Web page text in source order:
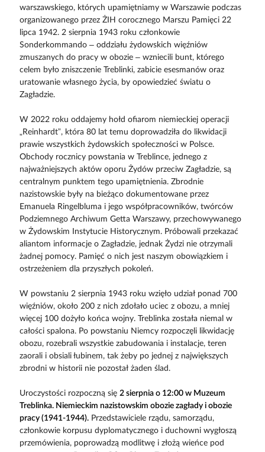
warszawskiego, których upamiętniamy w Warszawie podczas
organizowanego przez ŻIH corocznego Marszu Pamięci 22
lipca 1942. 2 sierpnia 1943 roku członkowie
Sonderkommando – oddziału żydowskich więźniów
zmuszanych do pracy w obozie – wzniecili bunt, którego
celem było zniszczenie Treblinki, zabicie esesmanów oraz
uratowanie własnego życia, by opowiedzieć światu o
Zagładzie.
W 2022 roku oddajemy hołd ofiarom niemieckiej operacji
„Reinhardt”, która 80 lat temu doprowadziła do likwidacji
prawie wszystkich żydowskich społeczności w Polsce.
Obchody rocznicy powstania w Treblince, jednego z
najważniejszych aktów oporu Żydów przeciw Zagładzie, są
centralnym punktem tego upamiętnienia. Zbrodnie
nazistowskie były na bieżąco dokumentowane przez
Emanuela Ringelbluma i jego współpracowników, twórców
Podziemnego Archiwum Getta Warszawy, przechowywanego
w Żydowskim Instytucie Historycznym. Próbowali przekazać
aliantom informacje o Zagładzie, jednak Żydzi nie otrzymali
żadnej pomocy. Pamięć o nich jest naszym obowiązkiem i
ostrzeżeniem dla przyszłych pokoleń.
W powstaniu 2 sierpnia 1943 roku wzięło udział ponad 700
więźniów, około 200 z nich zdołało uciec z obozu, a mniej
więcej 100 dożyło końca wojny. Treblinka została niemal w
całości spalona. Po powstaniu Niemcy rozpoczęli likwidację
obozu, rozebrali wszystkie zabudowania i instalacje, teren
zaorali i obsiali łubinem, tak żeby po jednej z największych
zbrodni w historii nie pozostał żaden ślad.
Uroczystości rozpoczną się 2 sierpnia o 12:00 w Muzeum
Treblinka. Niemieckim nazistowskim obozie zagłady i obozie
pracy (1941-1944).Przedstawiciele rządu, samorządu,
członkowie korpusu dyplomatycznego i duchowni wygłoszą
przemówienia, poprowadzą modlitwę i złożą wieńce pod